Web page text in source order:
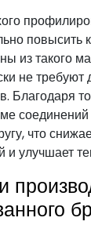
повысить
из такого
не требуют
Благодаря
что
и улучшает